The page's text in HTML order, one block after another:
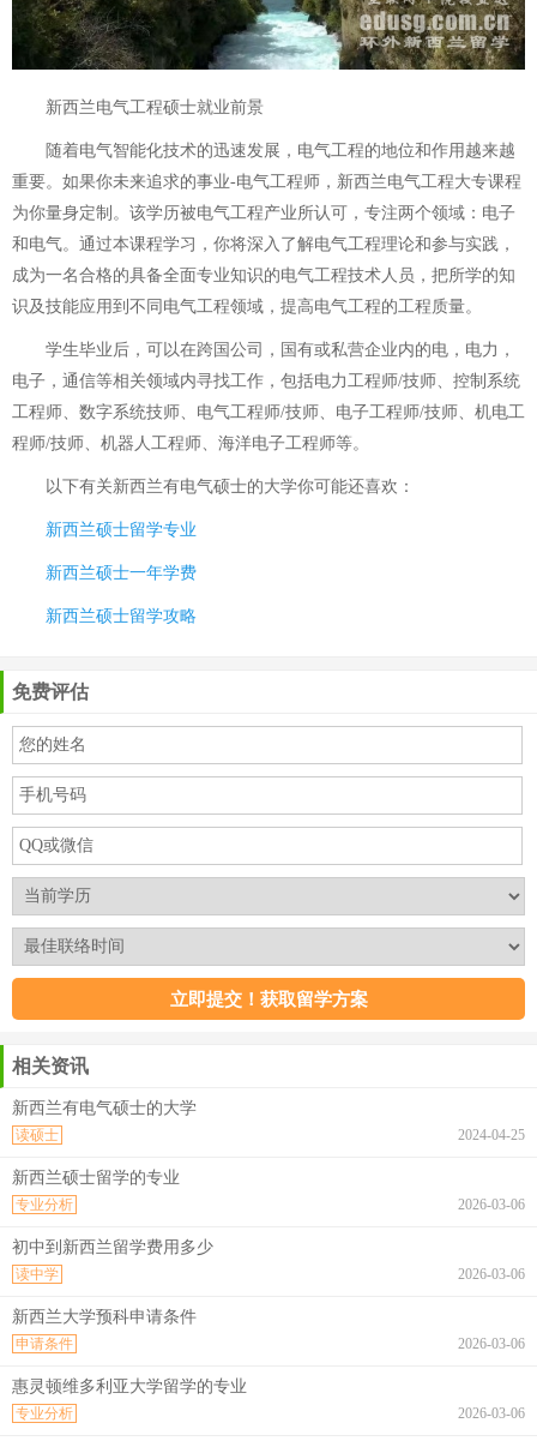
新西兰电气工程硕士就业前景
随着电气智能化技术的迅速发展，电气工程的地位和作用越来越
重要。如果你未来追求的事业-电气工程师，新西兰电气工程大专课程
为你量身定制。该学历被电气工程产业所认可，专注两个领域：电子
和电气。通过本课程学习，你将深入了解电气工程理论和参与实践，
成为一名合格的具备全面专业知识的电气工程技术人员，把所学的知
识及技能应用到不同电气工程领域，提高电气工程的工程质量。
学生毕业后，可以在跨国公司，国有或私营企业内的电，电力，
电子，通信等相关领域内寻找工作，包括电力工程师/技师、控制系统
工程师、数字系统技师、电气工程师/技师、电子工程师/技师、机电工
程师/技师、机器人工程师、海洋电子工程师等。
以下有关新西兰有电气硕士的大学你可能还喜欢：
新西兰硕士留学专业
新西兰硕士一年学费
新西兰硕士留学攻略
免费评估
相关资讯
新西兰有电气硕士的大学
2024-04-25
读硕士
新西兰硕士留学的专业
2026-03-06
专业分析
初中到新西兰留学费用多少
2026-03-06
读中学
新西兰大学预科申请条件
2026-03-06
申请条件
惠灵顿维多利亚大学留学的专业
2026-03-06
专业分析